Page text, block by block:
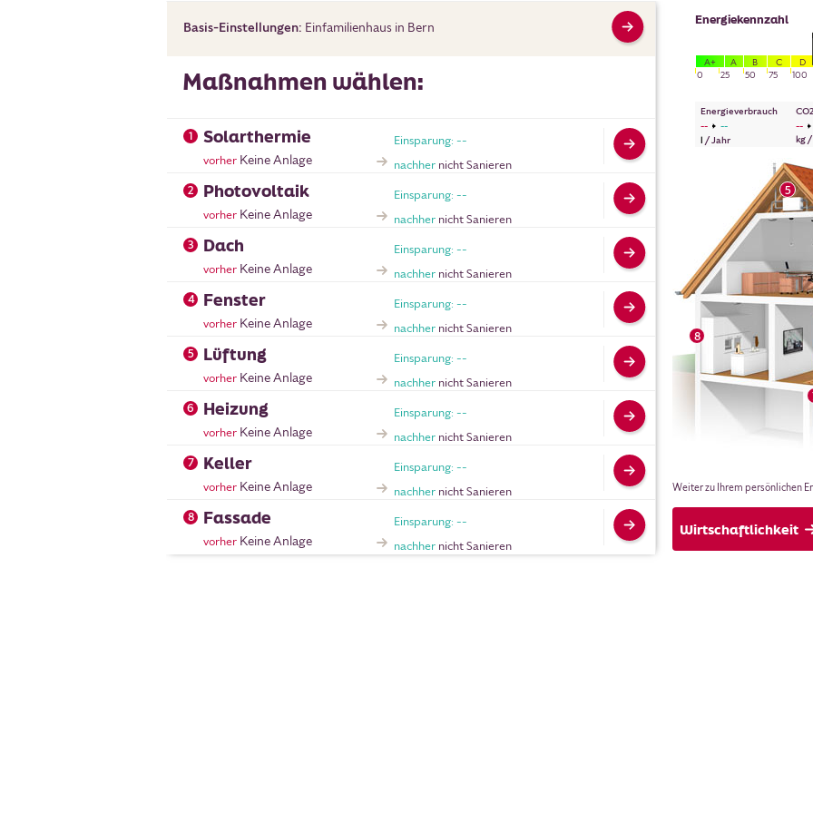
Basis-Einstellungen: Einfamilienhaus in Bern
Maßnahmen wählen:
1 Solarthermie
vorher Keine Anlage
Einsparung: --
nachher nicht Sanieren
2 Photovoltaik
vorher Keine Anlage
Einsparung: --
nachher nicht Sanieren
3 Dach
vorher Keine Anlage
Einsparung: --
nachher nicht Sanieren
4 Fenster
vorher Keine Anlage
Einsparung: --
nachher nicht Sanieren
5 Lüftung
vorher Keine Anlage
Einsparung: --
nachher nicht Sanieren
6 Heizung
vorher Keine Anlage
Einsparung: --
nachher nicht Sanieren
7 Keller
vorher Keine Anlage
Einsparung: --
nachher nicht Sanieren
8 Fassade
vorher Keine Anlage
Einsparung: --
nachher nicht Sanieren
Energiekennzahl
A+
0
A
25
B
50
C
75
D
100
Energieverbrauch
--
--
l /Jahr
--
kg
5
8
Weiter zu Ihrem persönlichen
Wirtschaftlichkeit